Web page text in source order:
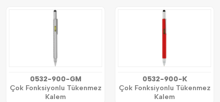
0532-900-GM
Çok Fonksiyonlu Tükenmez
Kalem
0532-900-K
Çok Fonksiyonlu Tükenmez
Kalem